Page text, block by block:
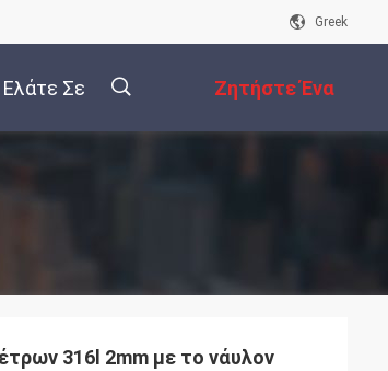
Greek
Σε Ζητήστε Ένα
Απόσπασμα
316l 2mm με το νάυλον